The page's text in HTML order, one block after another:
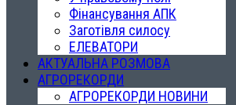
Фінансування АПК
Заготівля силосу
ЕЛЕВАТОРИ
АКТУАЛЬНА РОЗМОВА
АГРОРЕКОРДИ
АГРОРЕКОРДИ НОВИНИ